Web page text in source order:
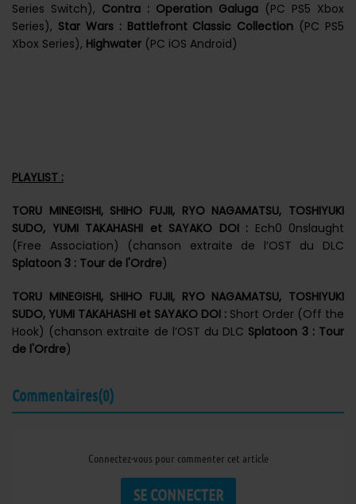
Series Switch), Contra : Operation Galuga (PC PS5 Xbox
Series), Star Wars : Battlefront Classic Collection (PC PS5
Xbox Series), Highwater (PC iOS Android)
PLAYLIST :
TORU MINEGISHI, SHIHO FUJII, RYO NAGAMATSU, TOSHIYUKI
SUDO, YUMI TAKAHASHI et SAYAKO DOI : Ech0 0nslaught
(Free Association) (chanson extraite de l’OST du DLC
Splatoon 3 : Tour de l'Ordre)
TORU MINEGISHI, SHIHO FUJII, RYO NAGAMATSU, TOSHIYUKI
SUDO, YUMI TAKAHASHI et SAYAKO DOI : Short Order (Off the
Hook) (chanson extraite de l’OST du DLC Splatoon 3 : Tour
de l'Ordre)
Commentaires(0)
Connectez-vous pour commenter cet article
SE CONNECTER